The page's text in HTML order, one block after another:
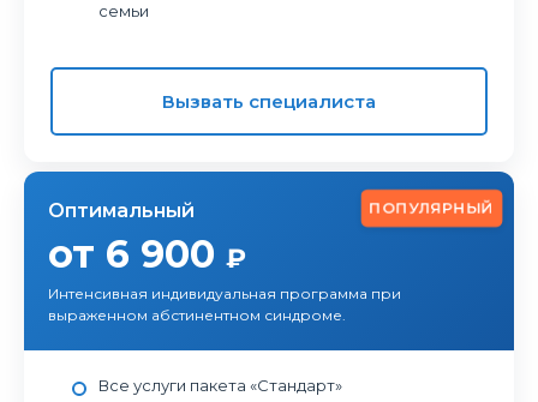
семьи
Вызвать специалиста
ПОПУЛЯРНЫЙ
Оптимальный
от 6 900 ₽
Интенсивная индивидуальная программа при
выраженном абстинентном синдроме.
Все услуги пакета «Стандарт»